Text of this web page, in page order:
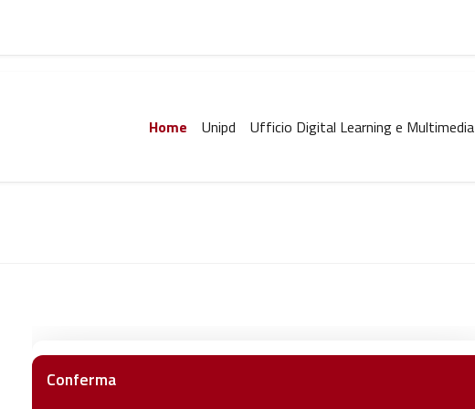
Home Unipd Ufficio Digital Learning e Multimedia
Conferma